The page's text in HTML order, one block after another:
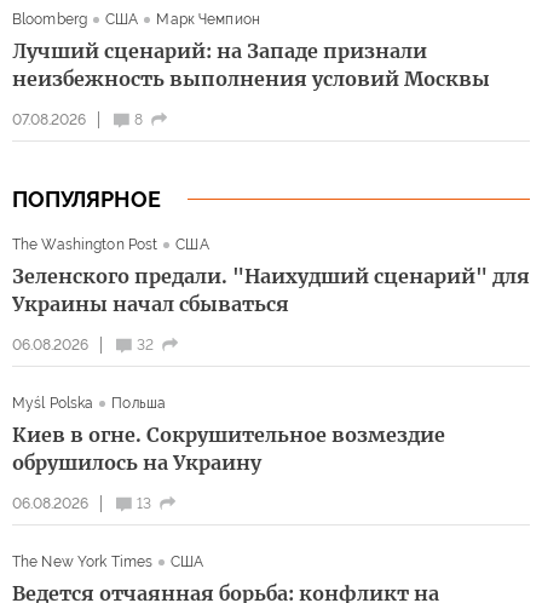
07.08.2026 8
Bloomberg США Марк Чемпион
Лучший сценарий: на Западе признали
неизбежность выполнения условий Москвы
ПОПУЛЯРНОЕ
06.08.2026 32
The Washington Post США
Зеленского предали. "Наихудший сценарий" для
Украины начал сбываться
06.08.2026 13
Myśl Polska Польша
Киев в огне. Сокрушительное возмездие
обрушилось на Украину
The New York Times США
Ведется отчаянная борьба: конфликт на